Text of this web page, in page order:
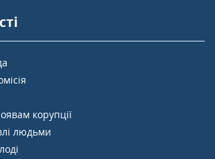
корупції
людьми